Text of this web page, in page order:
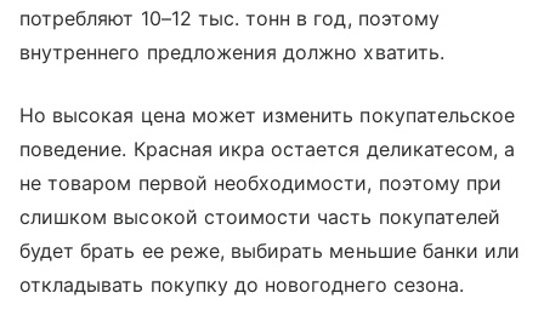
потребляют 10–12 тыс. тонн в год, поэтому
внутреннего предложения должно хватить.
Но высокая цена может изменить покупательское
поведение. Красная икра остается деликатесом, а
не товаром первой необходимости, поэтому при
слишком высокой стоимости часть покупателей
будет брать ее реже, выбирать меньшие банки или
откладывать покупку до новогоднего сезона.